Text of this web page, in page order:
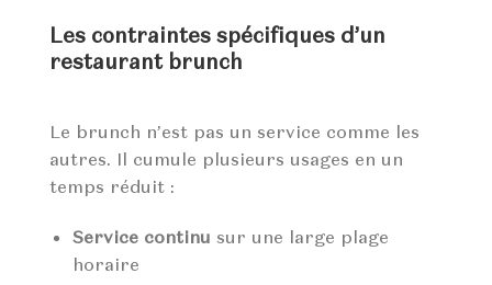
Les contraintes spécifiques d’un
restaurant brunch
Le brunch n’est pas un service comme les
autres. Il cumule plusieurs usages en un
temps réduit :
Service continu sur une large plage
horaire